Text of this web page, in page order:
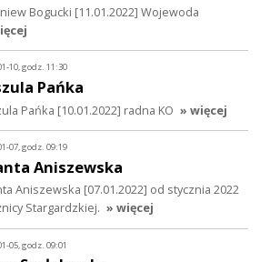
Bogucki [11.01.2022] Wojewoda
10, godz. 11:30
Pańka
Pańka [10.01.2022] radna KO » więcej
07, godz. 09:19
Aniszewska
Aniszewska [07.01.2022] od stycznia 2022
Stargardzkiej. » więcej
05, godz. 09:01